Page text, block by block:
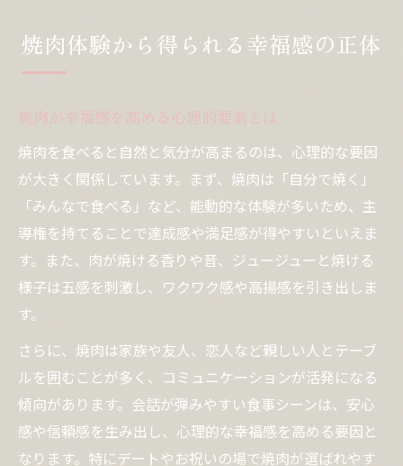
焼肉体験から得られる幸福感の正体
焼肉が幸福感を高める心理的要素とは
焼肉を食べると自然と気分が高まるのは、心理的な要因
が大きく関係しています。まず、焼肉は「自分で焼く」
「みんなで食べる」など、能動的な体験が多いため、主
導権を持てることで達成感や満足感が得やすいといえま
す。また、肉が焼ける香りや音、ジュージューと焼ける
様子は五感を刺激し、ワクワク感や高揚感を引き出しま
す。
さらに、焼肉は家族や友人、恋人など親しい人とテーブ
ルを囲むことが多く、コミュニケーションが活発になる
傾向があります。会話が弾みやすい食事シーンは、安心
感や信頼感を生み出し、心理的な幸福感を高める要因と
なります。特にデートやお祝いの場で焼肉が選ばれやす